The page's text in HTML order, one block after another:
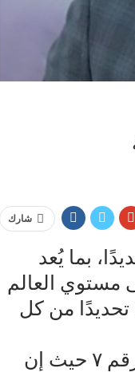
شارك
بما يُعد
مستوي العالم
باليوم العالمي للنوبة. ومن هنا يخطر في ذهننا لما يوم ٧/٧ تحديدًا من كل
يرجع ذلك للعادات والتقاليد النوبية ومدي قدسية واحترام رقم ٧ حيث إن